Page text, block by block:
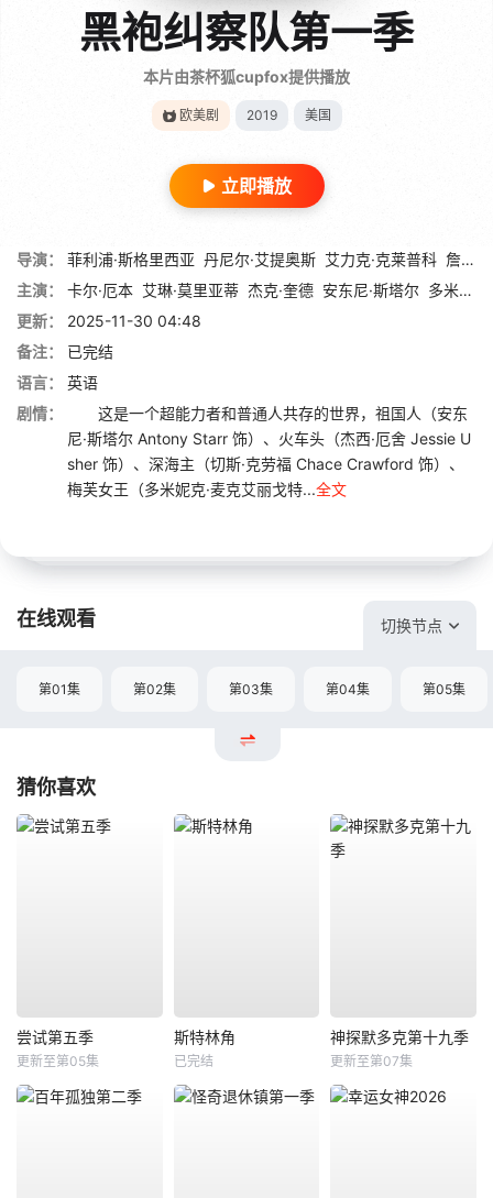
黑袍纠察队第一季
本片由茶杯狐cupfox提供播放
欧美剧 2019 美国
立即播放
导演： 菲利浦·斯格里西亚 丹尼尔·艾提奥斯 艾力克·克莱普科 詹妮弗·彭
主演：
卡尔·厄本 艾琳·莫里亚蒂 杰克·奎德 安东尼·斯塔尔 多米妮克·麦克艾丽戈特
更新：
2025-11-30 04:48
备注：
已完结
语言：
英语
剧情：
这是一个超能力者和普通人共存的世界，祖国人（安东
尼·斯塔尔 Antony Starr 饰）、火车头（杰西·厄舍 Jessie U
sher 饰）、深海主（切斯·克劳福 Chace Crawford 饰）、
梅芙女王（多米妮克·麦克艾丽戈特...全文
在线观看 切换节点
第01集 第02集 第03集 第04集 第05集
猜你喜欢
尝试第五季
更新至第05集
斯特林角
已完结
神探默多克第十九季
更新至第07集